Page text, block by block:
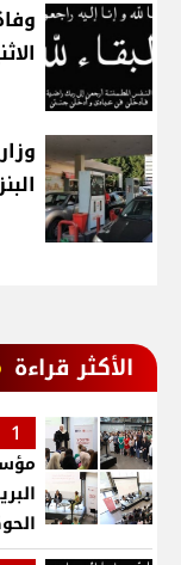
الاثنين
الأكثر قراءة
1